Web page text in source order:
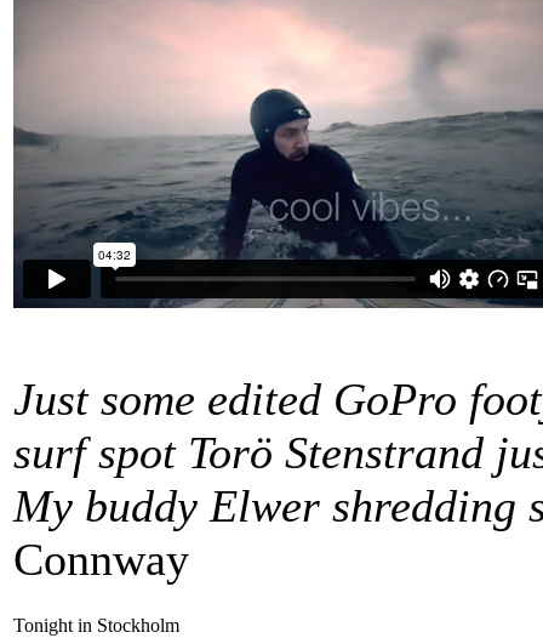
Just some edited GoPro
surf spot Torö Stenstrand
My buddy Elwer shredding
Connway
Tonight in Stockholm